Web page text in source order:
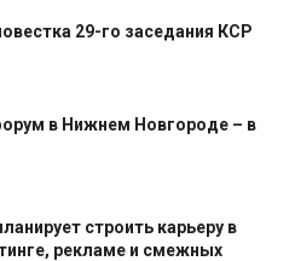
29-го заседания КСР
в Нижнем Новгороде – в
строить карьеру в
рекламе и смежных